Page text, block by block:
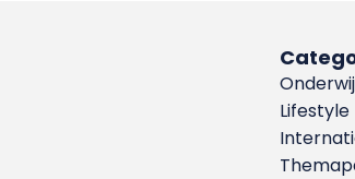
Lifestyle